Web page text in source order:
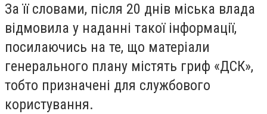
За її словами, після 20 днів міська влада
відмовила у наданні такої інформації,
посилаючись на те, що матеріали
генерального плану містять гриф «ДСК»,
тобто призначені для службового
користування.